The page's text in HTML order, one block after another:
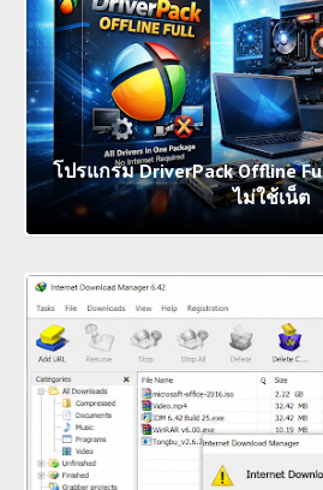
โปรแกรม DriverPack Offline
ไม่ใช้เน็ต